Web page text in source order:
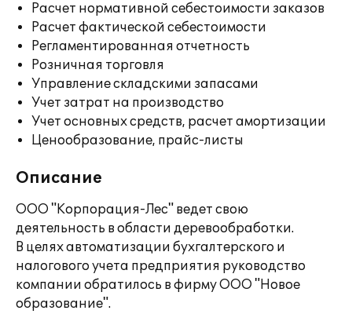
Расчет нормативной себестоимости заказов
Расчет фактической себестоимости
Регламентированная отчетность
Розничная торговля
Управление складскими запасами
Учет затрат на производство
Учет основных средств, расчет амортизации
Ценообразование, прайс-листы
Описание
ООО "Корпорация-Лес" ведет свою
деятельность в области деревообработки.
В целях автоматизации бухгалтерского и
налогового учета предприятия руководство
компании обратилось в фирму ООО "Новое
образование".